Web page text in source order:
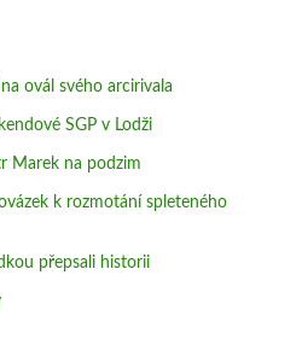
ovál svého arcirivala
SGP v Lodži
Marek na podzim
k rozmotání spleteného
přepsali historii